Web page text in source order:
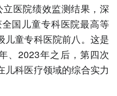
医院绩效监测结果，深
国儿童专科医院最高等
儿童专科医院前八。这是
、2023年之后，第四次
儿科医疗领域的综合实力